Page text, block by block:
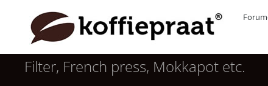
Filter, French press, Mokkapot etc.